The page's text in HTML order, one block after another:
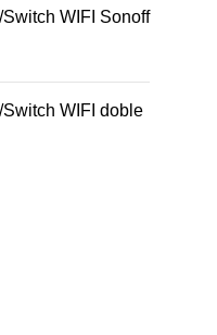
WIFI Sonoff
WIFI doble